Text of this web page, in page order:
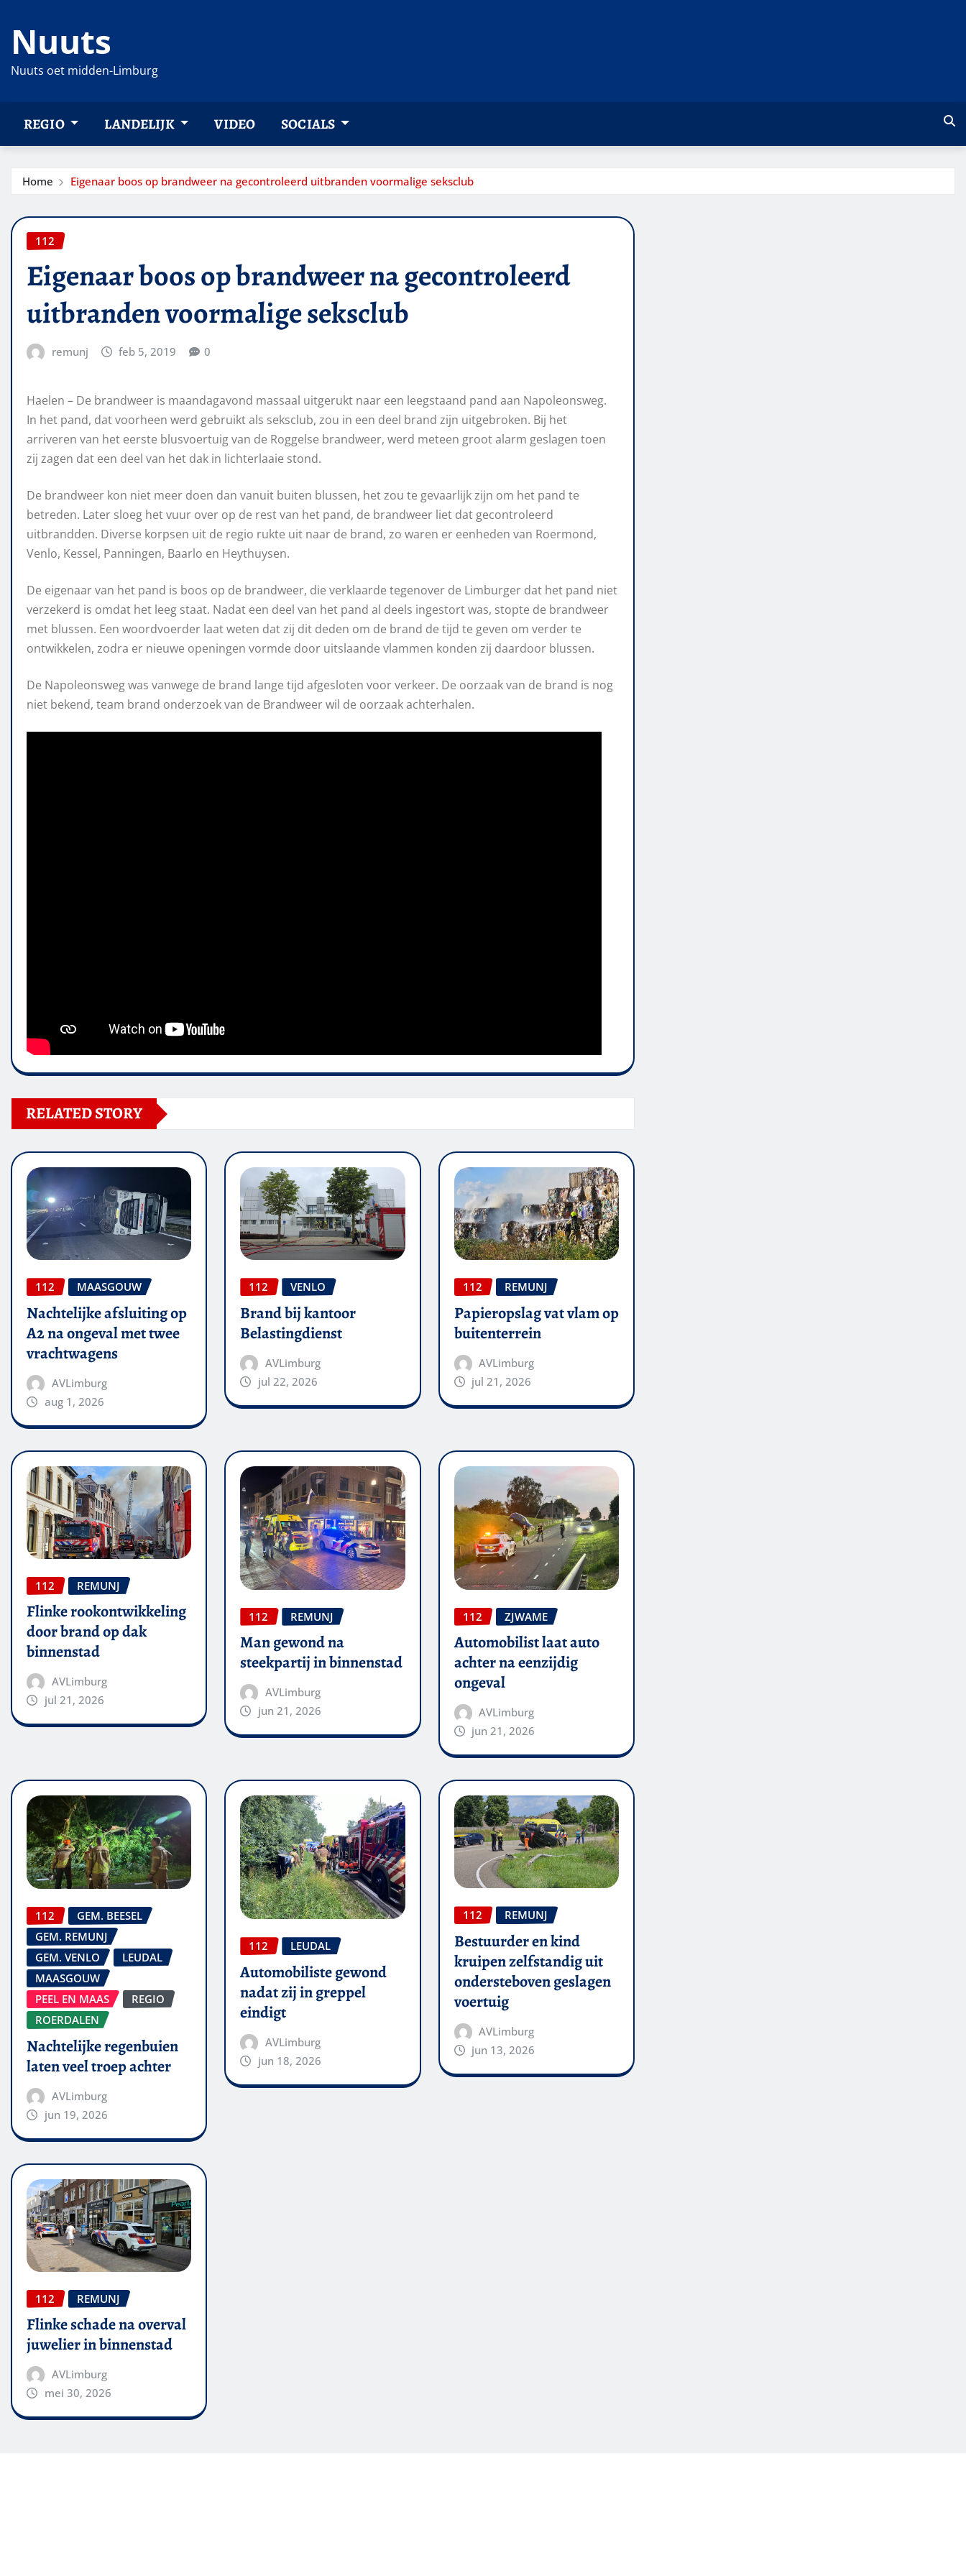
naar
inhoud
Nuuts
Nuuts oet midden-Limburg
REGIO LANDELIJK VIDEO SOCIALS
Home Eigenaar boos op brandweer na gecontroleerd uitbranden voormalige seksclub
112
Eigenaar boos op brandweer na gecontroleerd
uitbranden voormalige seksclub
remunj feb 5, 2019 0
Haelen – De brandweer is maandagavond massaal uitgerukt naar een leegstaand pand aan Napoleonsweg.
In het pand, dat voorheen werd gebruikt als seksclub, zou in een deel brand zijn uitgebroken. Bij het
arriveren van het eerste blusvoertuig van de Roggelse brandweer, werd meteen groot alarm geslagen toen
zij zagen dat een deel van het dak in lichterlaaie stond.
De brandweer kon niet meer doen dan vanuit buiten blussen, het zou te gevaarlijk zijn om het pand te
betreden. Later sloeg het vuur over op de rest van het pand, de brandweer liet dat gecontroleerd
uitbrandden. Diverse korpsen uit de regio rukte uit naar de brand, zo waren er eenheden van Roermond,
Venlo, Kessel, Panningen, Baarlo en Heythuysen.
De eigenaar van het pand is boos op de brandweer, die verklaarde tegenover de Limburger dat het pand niet
verzekerd is omdat het leeg staat. Nadat een deel van het pand al deels ingestort was, stopte de brandweer
met blussen. Een woordvoerder laat weten dat zij dit deden om de brand de tijd te geven om verder te
ontwikkelen, zodra er nieuwe openingen vormde door uitslaande vlammen konden zij daardoor blussen.
De Napoleonsweg was vanwege de brand lange tijd afgesloten voor verkeer. De oorzaak van de brand is nog
niet bekend, team brand onderzoek van de Brandweer wil de oorzaak achterhalen.
RELATED STORY
112 MAASGOUW
Nachtelijke afsluiting op
A2 na ongeval met twee
vrachtwagens
AVLimburg
aug 1, 2026
112 VENLO
Brand bij kantoor
Belastingdienst
AVLimburg
jul 22, 2026
112 REMUNJ
Papieropslag vat vlam op
buitenterrein
AVLimburg
jul 21, 2026
112 REMUNJ
Flinke rookontwikkeling
door brand op dak
binnenstad
AVLimburg
jul 21, 2026
112 REMUNJ
Man gewond na
steekpartij in binnenstad
AVLimburg
jun 21, 2026
112 ZJWAME
Automobilist laat auto
achter na eenzijdig
ongeval
AVLimburg
jun 21, 2026
112
GEM. BEESEL
GEM. REMUNJ
GEM. VENLO
LEUDAL
MAASGOUW
PEEL EN MAAS
REGIO
ROERDALEN
Nachtelijke regenbuien
laten veel troep achter
AVLimburg
jun 19, 2026
112 LEUDAL
Automobiliste gewond
nadat zij in greppel
eindigt
AVLimburg
jun 18, 2026
112 REMUNJ
Bestuurder en kind
kruipen zelfstandig uit
ondersteboven geslagen
voertuig
AVLimburg
jun 13, 2026
112 REMUNJ
Flinke schade na overval
juwelier in binnenstad
AVLimburg
mei 30, 2026